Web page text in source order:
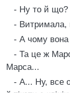
- Ну то й що?
- Витримала,
- А чому
- Та це ж
Марса...
- А... Ну, все